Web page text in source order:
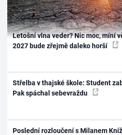
Letošní vlna veder? Nic moc, míní
2027 bude zřejmě daleko horší
Střelba v thajské škole: Student
Pak spáchal sebevraždu
Poslední rozloučení s Milanem